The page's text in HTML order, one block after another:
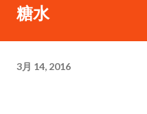
糖水
3月 14, 2016